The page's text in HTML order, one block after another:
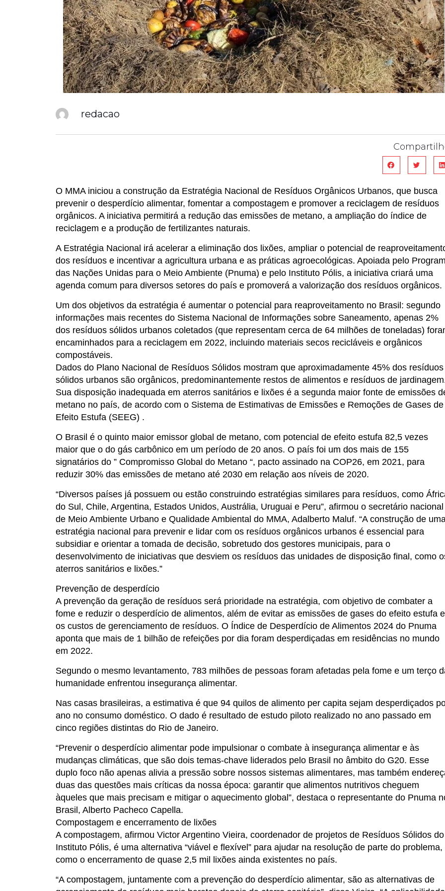
redacao
O MMA iniciou a construção da Estratégia Nacional de Resíduos Orgânicos Urbanos, que busca
prevenir o desperdício alimentar, fomentar a compostagem e promover a reciclagem de resíduos
orgânicos. A iniciativa permitirá a redução das emissões de metano, a ampliação do índice de
reciclagem e a produção de fertilizantes naturais.
A Estratégia Nacional irá acelerar a eliminação dos lixões, ampliar o potencial de
dos resíduos e incentivar a agricultura urbana e as práticas agroecológicas. Apoiada pelo
das Nações Unidas para o Meio Ambiente (Pnuma) e pelo Instituto Pólis, a iniciativa criará uma
agenda comum para diversos setores do país e promoverá a valorização dos resíduos orgânicos.
Um dos objetivos da estratégia é aumentar o potencial para reaproveitamento no Brasil: segundo
informações mais recentes do Sistema Nacional de Informações sobre Saneamento, apenas 2%
dos resíduos sólidos urbanos coletados (que representam cerca de 64 milhões de toneladas)
encaminhados para a reciclagem em 2022, incluindo materiais secos recicláveis e orgânicos
compostáveis.
Dados do Plano Nacional de Resíduos Sólidos mostram que aproximadamente 45% dos resíduos
sólidos urbanos são orgânicos, predominantemente restos de alimentos e resíduos de
Sua disposição inadequada em aterros sanitários e lixões é a segunda maior fonte de emissões
metano no país, de acordo com o Sistema de Estimativas de Emissões e Remoções de Gases de
Efeito Estufa (SEEG) .
O Brasil é o quinto maior emissor global de metano, com potencial de efeito estufa 82,5 vezes
maior que o do gás carbônico em um período de 20 anos. O país foi um dos mais de 155
signatários do ” Compromisso Global do Metano “, pacto assinado na COP26, em 2021, para
reduzir 30% das emissões de metano até 2030 em relação aos níveis de 2020.
“Diversos países já possuem ou estão construindo estratégias similares para resíduos, como
do Sul, Chile, Argentina, Estados Unidos, Austrália, Uruguai e Peru”, afirmou o secretário nacional
de Meio Ambiente Urbano e Qualidade Ambiental do MMA, Adalberto Maluf. “A construção de
estratégia nacional para prevenir e lidar com os resíduos orgânicos urbanos é essencial para
subsidiar e orientar a tomada de decisão, sobretudo dos gestores municipais, para o
desenvolvimento de iniciativas que desviem os resíduos das unidades de disposição final, como
aterros sanitários e lixões.”
Prevenção de desperdício
A prevenção da geração de resíduos será prioridade na estratégia, com objetivo de combater a
fome e reduzir o desperdício de alimentos, além de evitar as emissões de gases do efeito estufa e
os custos de gerenciamento de resíduos. O Índice de Desperdício de Alimentos 2024 do Pnuma
aponta que mais de 1 bilhão de refeições por dia foram desperdiçadas em residências no mundo
em 2022.
Segundo o mesmo levantamento, 783 milhões de pessoas foram afetadas pela fome e um terço
humanidade enfrentou insegurança alimentar.
Nas casas brasileiras, a estimativa é que 94 quilos de alimento per capita sejam desperdiçados
ano no consumo doméstico. O dado é resultado de estudo piloto realizado no ano passado em
cinco regiões distintas do Rio de Janeiro.
“Prevenir o desperdício alimentar pode impulsionar o combate à insegurança alimentar e às
mudanças climáticas, que são dois temas-chave liderados pelo Brasil no âmbito do G20. Esse
duplo foco não apenas alivia a pressão sobre nossos sistemas alimentares, mas também
duas das questões mais críticas da nossa época: garantir que alimentos nutritivos cheguem
àqueles que mais precisam e mitigar o aquecimento global”, destaca o representante do Pnuma
Brasil, Alberto Pacheco Capella.
Compostagem e encerramento de lixões
A compostagem, afirmou Victor Argentino Vieira, coordenador de projetos de Resíduos Sólidos do
Instituto Pólis, é uma alternativa “viável e flexível” para ajudar na resolução de parte do problema,
como o encerramento de quase 2,5 mil lixões ainda existentes no país.
“A compostagem, juntamente com a prevenção do desperdício alimentar, são as alternativas de